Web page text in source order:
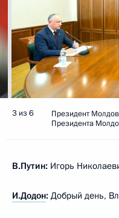
3 из 6
Президент
Президента
В.Путин: Игорь
И.Додон: Добрый день,